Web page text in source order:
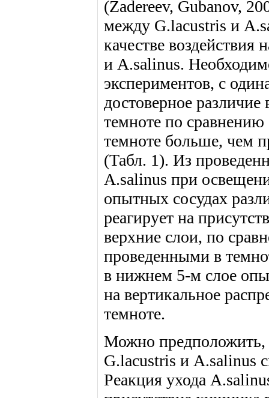
(Zadereev, Gubanov,
между G.lacustris и
качестве
и A.salinus.
экспериментов, с
достоверное
темноте по сравнению
темноте больше, чем
(Табл. 1). Из
A.salinus при
опытных сосудах
реагирует на
верхние слои, по
проведенными в
в нижнем 5-м слое
на вертикальное
темноте.
Можно предположить,
G.lacustris и A.salinus
Реакция ухода